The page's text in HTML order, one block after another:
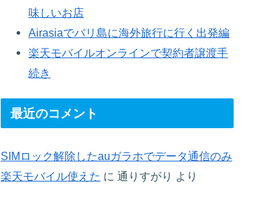
味しいお店
Airasiaでバリ島に海外旅行に行く出発編
楽天モバイルオンラインで契約者譲渡手
続き
最近のコメント
SIMロック解除したauガラホでデータ通信のみ
楽天モバイル使えた に 通りすがり より